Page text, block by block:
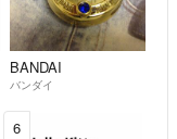
BANDAI
バンダイ
6